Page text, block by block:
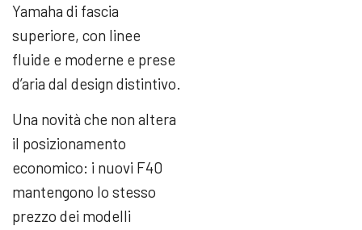
Yamaha di fascia
superiore, con linee
fluide e moderne e prese
d’aria dal design distintivo.
Una novità che non altera
il posizionamento
economico: i nuovi F40
mantengono lo stesso
prezzo dei modelli